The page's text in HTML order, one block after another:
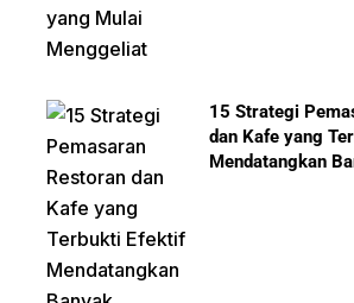
15 Strategi
dan Kafe yang
Mendatangkan